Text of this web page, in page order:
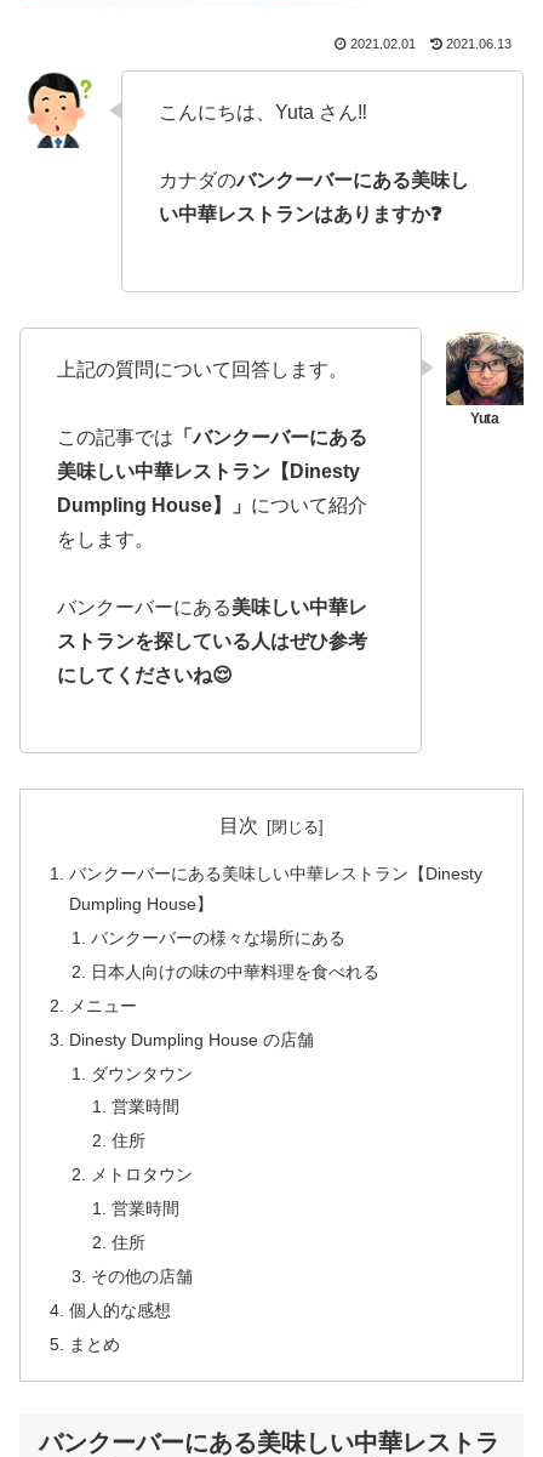
2021.02.01 2021.06.13
こんにちは、Yuta さん‼️
カナダのバンクーバーにある美味し
い中華レストランはありますか❓
上記の質問について回答します。
この記事では 「バンクーバーにある
美味しい中華レストラン【Dinesty
Dumpling House】」 について紹介
をします。
バンクーバーにある美味しい中華レ
ストランを探している人はぜひ参考
にしてくださいね😌
目次
バンクーバーにある美味しい中華レストラン【Dinesty
Dumpling House】
バンクーバーの様々な場所にある
日本人向けの味の中華料理を食べれる
メニュー
Dinesty Dumpling House の店舗
ダウンタウン
営業時間
住所
メトロタウン
営業時間
住所
その他の店舗
個人的な感想
まとめ
バンクーバーにある美味しい中華レストラ